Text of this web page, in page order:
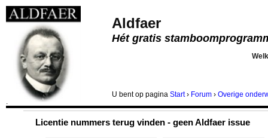
Aldfaer
Hét gratis
U bentop pagina Start› Forum › Overige
.
Licentie nummers terug vinden - geen Aldfaer issue